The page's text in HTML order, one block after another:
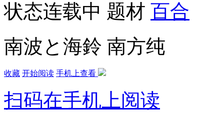
状态连载中 题材 百合
南波と海鈴 南方纯
收藏 开始阅读 手机上查看
扫码在手机上阅读